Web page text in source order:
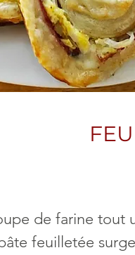
de farine tout
feuilletée